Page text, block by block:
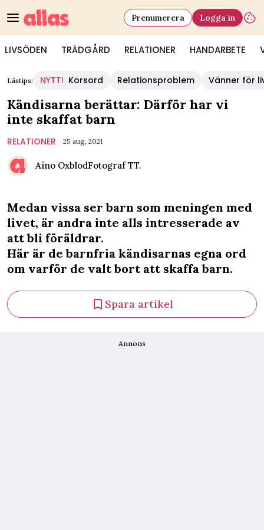
LIVSÖDEN TRÄDGÅRD RELATIONER HANDARBETE
Prenumerera Logga in
Lästips: NYTT! Korsord Relationsproblem Vänner för
Kändisarna berättar: Därför har vi
inte skaffat barn
RELATIONER 25 aug, 2021
Aino OxblodFotograf TT.
Medan vissa ser barn som meningen med
livet, är andra inte alls intresserade av
att bli föräldrar.
Här är de barnfria kändisarnas egna ord
om varför de valt bort att skaffa barn.
Spara artikel
Annons